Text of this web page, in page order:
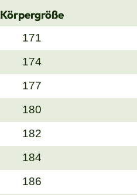
Körpergröße
171
174
177
180
182
184
186